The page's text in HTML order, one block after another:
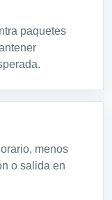
paquetes
menos
o salida en